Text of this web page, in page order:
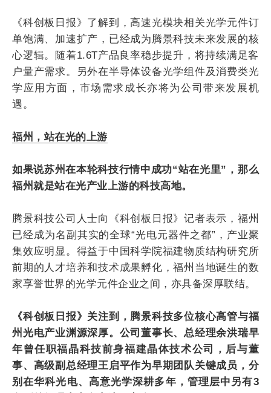
《科创板日报》了解到，高速光模块相关光学元件订
单饱满、加速扩产，已经成为腾景科技未来发展的核
心逻辑。随着1.6T产品良率稳步提升，将持续满足客
户量产需求。另外在半导体设备光学组件及消费类光
学应用方面，市场需求成长亦将为公司带来发展机
遇。
福州，站在光的上游
如果说苏州在本轮科技行情中成功“站在光里”，那么
福州就是站在光产业上游的科技高地。
腾景科技公司人士向《科创板日报》记者表示，福州
已经成为名副其实的全球“光电元器件之都”，产业聚
集效应明显。得益于中国科学院福建物质结构研究所
前期的人才培养和技术成果孵化，福州当地诞生的数
家享誉世界的光学元件企业之间，亦具备深厚联结。
《科创板日报》关注到，腾景科技多位核心高管与福
州光电产业渊源深厚。公司董事长、总经理余洪瑞早
年曾任职福晶科技前身福建晶体技术公司，后与董
事、高级副总经理王启平作为早期团队关键成员，分
别在华科光电、高意光学深耕多年，管理层中另有3